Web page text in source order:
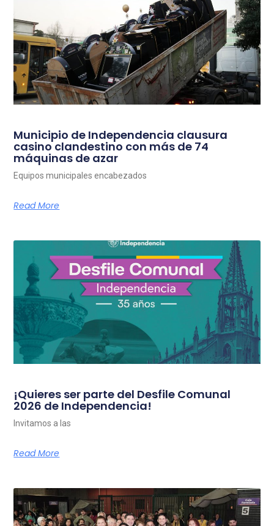
Municipio de Independencia clausura
casino clandestino con más de 74
máquinas de azar
Equipos municipales encabezados
Read More
¡Quieres ser parte del Desfile Comunal
2026 de Independencia!
Invitamos a las
Read More